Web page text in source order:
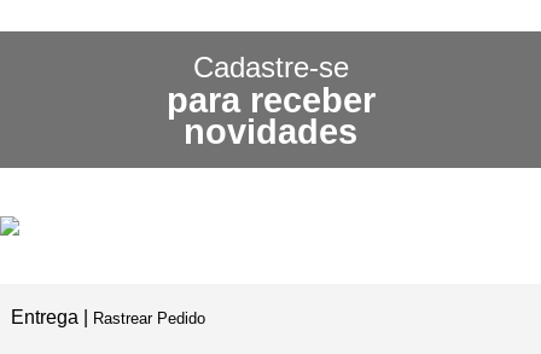
POLÍTICA DE FRETE GRÁTIS
3X SEM JUROS
NO CARTÃO DE CRÉDITO
Cadastre-se
para receber
novidades
Entrega | Rastrear Pedido